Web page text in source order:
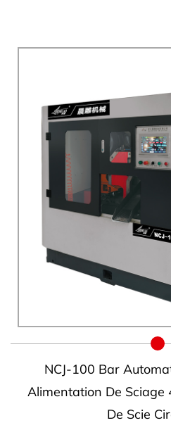
NCJ-100 Bar
Alimentation De
De Scie